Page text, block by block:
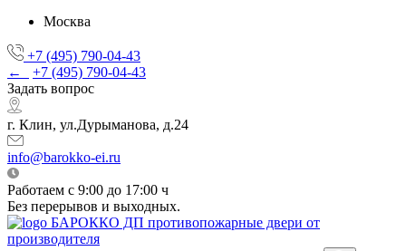
Москва
+7 (495) 790-04-43
←
+7 (495) 790-04-43
Задать вопрос
г. Клин, ул.Дурыманова, д.24
info@barokko-ei.ru
Работаем с 9:00 до 17:00 ч
Без перерывов и выходных.
БАРОККО ДП противопожарные двери от
производителя